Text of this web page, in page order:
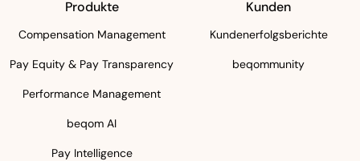
Produkte
Compensation Management
Pay Equity & Pay Transparency
Performance Management
beqom AI
Pay Intelligence
Kunden
Kundenerfolgsberichte
beqommunity